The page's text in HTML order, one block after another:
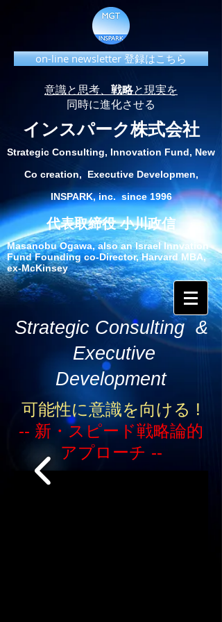
on-line newsletter 登録はこちら
意識と思考、 戦略と現実を
同時に進化させる
インスパーク株式会社
Strategic Consulting, Innovation Fund, New
Co creation, Executive Developmen,
INSPARK, inc. since 1996
代表取締役 小川政信
Masanobu Ogawa, also an Israel Innvation
Fund Founding co-Director, Harvard MBA,
ex-McKinsey
Strategic Consulting &
Executive
Development
可能性に意識を向ける !
-- 新・スピード戦略論的
アプローチ --